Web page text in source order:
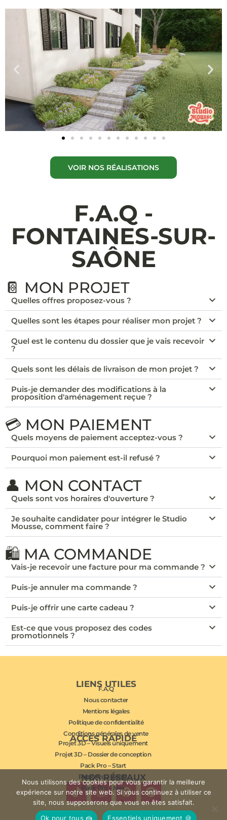
VOIR NOS RÉALISATIONS
F.A.Q -
FONTAINES-SUR-
SAÔNE
📔 MON PROJET
Quelles offres proposez-vous ?
Quelles sont les étapes pour réaliser mon projet ?
Quel est le contenu du dossier que je vais recevoir
?
Quels sont les délais de livraison de mon projet ?
Puis-je demander des modifications à la
proposition d'aménagement reçue ?
💳 MON PAIEMENT
Quels moyens de paiement acceptez-vous ?
Pourquoi mon paiement est-il refusé ?
👤 MON CONTACT
Quels sont vos horaires d'ouverture ?
Je souhaite candidater pour intégrer le Studio
Mousse, comment faire ?
🛍️ MA COMMANDE
Vais-je recevoir une facture pour ma commande ?
Puis-je annuler ma commande ?
Puis-je offrir une carte cadeau ?
Est-ce que vous proposez des codes
promotionnels ?
NOS RÉSEAUX
ACCÈS RAPIDE
Projet 3D – Visuels uniquement
Projet 3D – Dossier de conception
Pack Pro – Start
Pack Pro – Boost
Pack Pro – Max
LIENS UTILES
F.A.Q
Nous contacter
Mentions légales
Politique de confidentialité
Conditions générales de vente
Nous utilisons des cookies pour vous garantir la meilleure
expérience sur notre site web. Si vous continuez à utiliser ce
site, nous supposerons que vous en êtes satisfait.
Ok pour tous 🍰
Essentiels uniquement 🍪